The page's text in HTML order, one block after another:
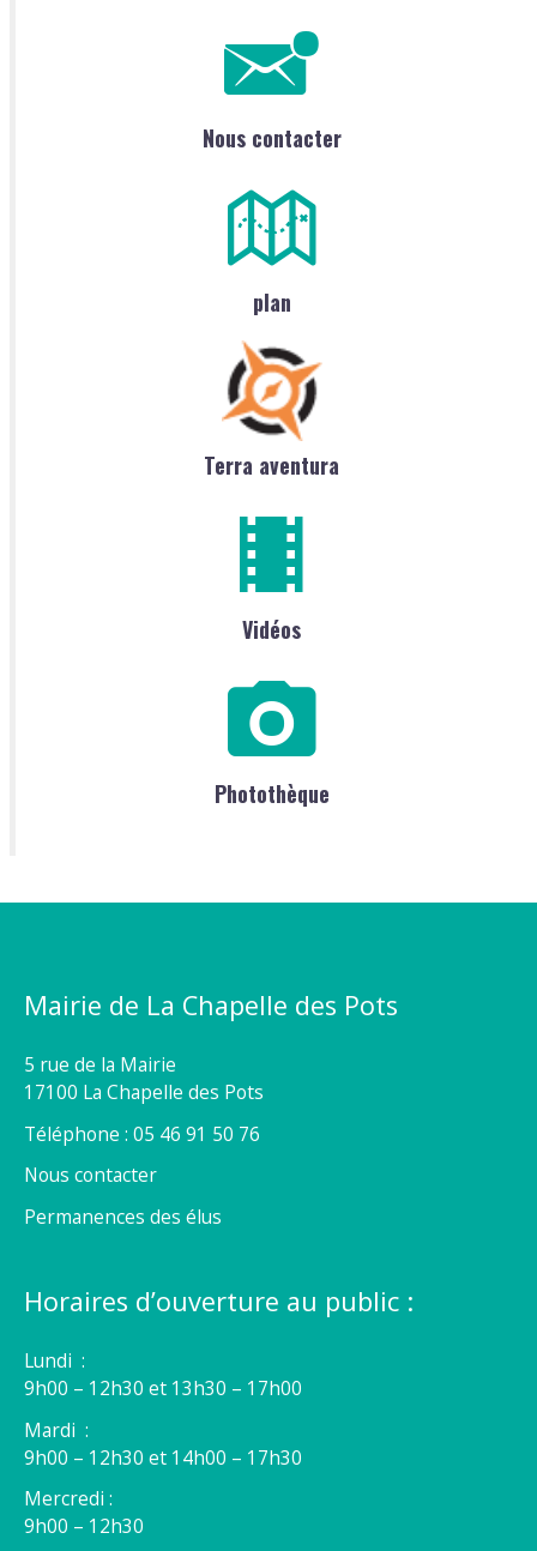
Nous contacter
plan
Terra aventura
Vidéos
Photothèque
Mairie de La Chapelle des Pots
5 rue de la Mairie
17100 La Chapelle des Pots
Téléphone : 05 46 91 50 76
Nous contacter
Permanences des élus
Horaires d’ouverture au public :
Lundi :
9h00 – 12h30 et 13h30 – 17h00
Mardi :
9h00 – 12h30 et 14h00 – 17h30
Mercredi :
9h00 – 12h30